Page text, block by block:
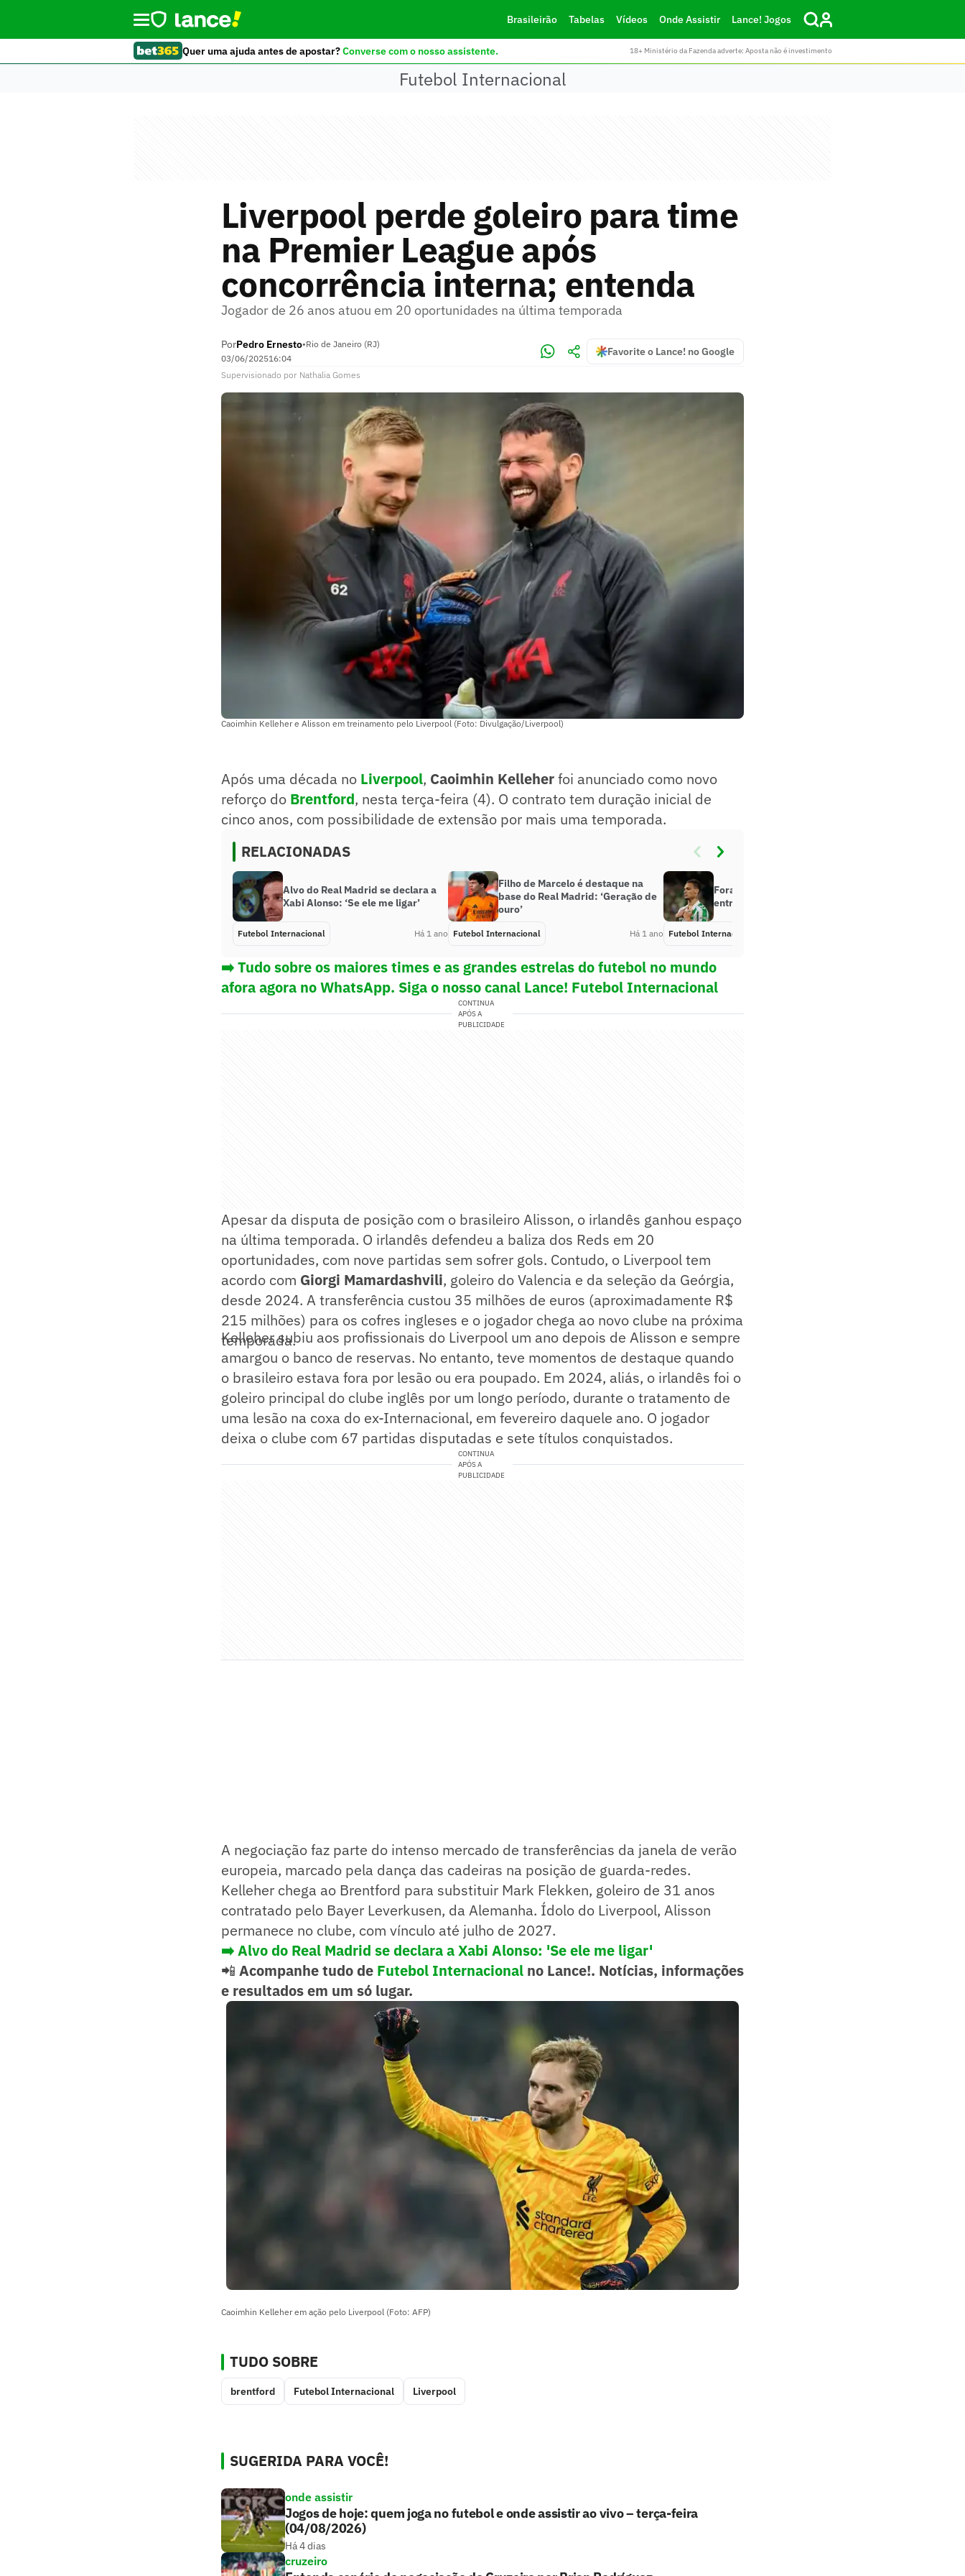
Brasileirão Tabelas Vídeos Onde Assistir Lance! Jogos
Quer uma ajuda antes de apostar?Converse com o nosso assistente. 18+ Ministério da Fazenda adverte: Aposta não é investimento
Futebol Internacional
Liverpool perde goleiro para time
na Premier League após
concorrência interna; entenda
Jogador de 26 anos atuou em 20 oportunidades na última temporada
PorPedro Ernesto•Rio de Janeiro (RJ)
03/06/202516:04
Favorite o Lance! no Google
Supervisionado por Nathalia Gomes
Caoimhin Kelleher e Alisson em treinamento pelo Liverpool (Foto: Divulgação/Liverpool)
Após uma década no Liverpool, Caoimhin Kelleherfoi anunciado como novo
reforço do Brentford, nesta terça-feira (4). O contrato tem duração inicial de
cinco anos, com possibilidade de extensão por mais uma temporada.
RELACIONADAS
Alvo do Real Madrid se declara a
Xabi Alonso: ‘Se ele me ligar’
Futebol Internacional Há 1 ano
Filho de Marcelo é destaque na
base do Real Madrid: ‘Geração de
ouro’
Futebol Internacional Há 1 ano
Fora dos planos do United, Antony
entra na mira de clube italiano
Futebol Internacional
➡️ Tudo sobre os maiores times e as grandes estrelas do futebol no mundo
afora agora no WhatsApp. Siga o nosso canal Lance! Futebol Internacional
CONTINUA
APÓS A
PUBLICIDADE
Apesar da disputa de posição com o brasileiro Alisson, o irlandês ganhou espaço
na última temporada. O irlandês defendeu a baliza dos Reds em 20
oportunidades, com nove partidas sem sofrer gols. Contudo, o Liverpool tem
acordo com Giorgi Mamardashvili, goleiro do Valencia e da seleção da Geórgia,
desde 2024. A transferência custou 35 milhões de euros (aproximadamente R$
215 milhões) para os cofres ingleses e o jogador chega ao novo clube na próxima
temporada.
Kelleher subiu aos profissionais do Liverpool um ano depois de Alisson e sempre
amargou o banco de reservas. No entanto, teve momentos de destaque quando
o brasileiro estava fora por lesão ou era poupado. Em 2024, aliás, o irlandês foi o
goleiro principal do clube inglês por um longo período, durante o tratamento de
uma lesão na coxa do ex-Internacional, em fevereiro daquele ano. O jogador
deixa o clube com 67 partidas disputadas e sete títulos conquistados.
CONTINUA
APÓS A
PUBLICIDADE
A negociação faz parte do intenso mercado de transferências da janela de verão
europeia, marcado pela dança das cadeiras na posição de guarda-redes.
Kelleher chega ao Brentford para substituir Mark Flekken, goleiro de 31 anos
contratado pelo Bayer Leverkusen, da Alemanha. Ídolo do Liverpool, Alisson
permanece no clube, com vínculo até julho de 2027.
➡️Alvo do Real Madrid se declara a Xabi Alonso: 'Se ele me ligar'
📲 Acompanhe tudo de Futebol Internacional no Lance!. Notícias, informações
e resultados em um só lugar.
Caoimhin Kelleher em ação pelo Liverpool (Foto: AFP)
TUDO SOBRE
brentford Futebol Internacional Liverpool
SUGERIDA PARA VOCÊ!
onde assistir
Jogos de hoje: quem joga no futebol e onde assistir ao vivo – terça-feira
(04/08/2026)
Há 4 dias
cruzeiro